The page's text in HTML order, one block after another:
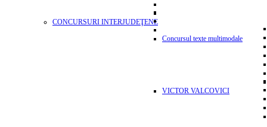
CONCURSURI INTERJUDEŢENE
Concursul texte multimodale
VICTOR VALCOVICI